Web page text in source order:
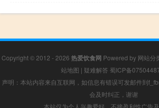
Copyright © 2012 - 2026 热爱饮食网 Powered by 网站分
站地图 | 疑难解答 蜀ICP备
声明：本站内容来自互联网，如信息有错误可发邮件到
会及时纠正，谢谢